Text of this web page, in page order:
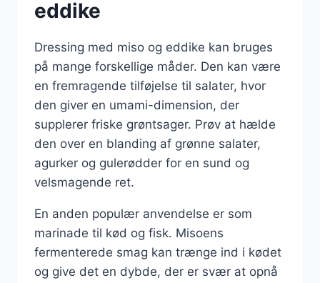
eddike
Dressing med miso og eddike kan bruges
på mange forskellige måder. Den kan være
en fremragende tilføjelse til salater, hvor
den giver en umami-dimension, der
supplerer friske grøntsager. Prøv at hælde
den over en blanding af grønne salater,
agurker og gulerødder for en sund og
velsmagende ret.
En anden populær anvendelse er som
marinade til kød og fisk. Misoens
fermenterede smag kan trænge ind i kødet
og give det en dybde, der er svær at opnå